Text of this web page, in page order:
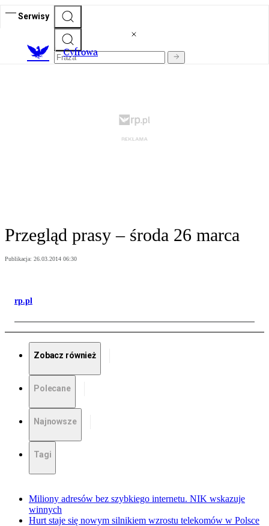
Serwisy
Cyfrowa
Przegląd prasy – środa 26 marca
Publikacja: 26.03.2014 06:30
rp.pl
Zobacz również
Polecane
Najnowsze
Tagi
Miliony adresów bez szybkiego internetu. NIK wskazuje
winnych
Hurt staje się nowym silnikiem wzrostu telekomów w Polsce